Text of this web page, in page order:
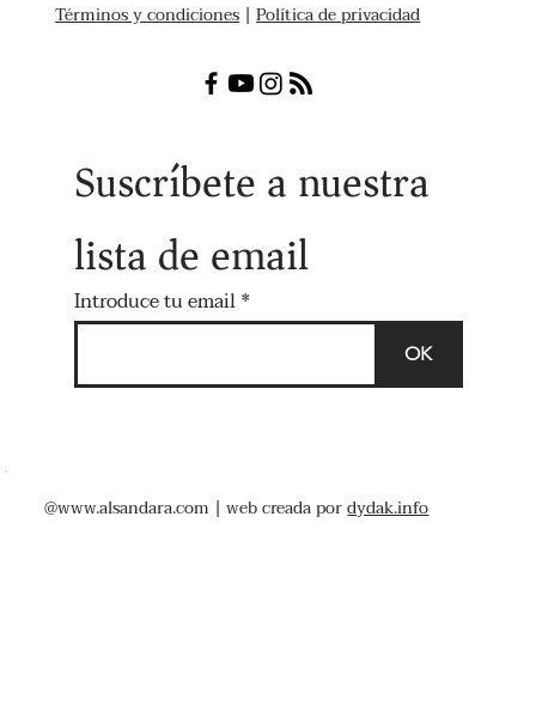
Suscríbete a nuestra
lista de email
Introduce tu email
OK
@www.alsandara.com | web creada pordydak.info
Términos y condiciones|Política de privacidad